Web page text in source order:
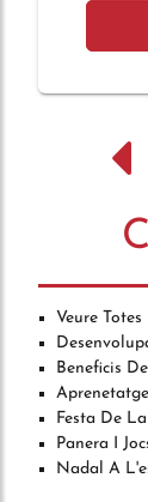
Veure Totes
Beneficis
Festa De
Panera I
Nadal A